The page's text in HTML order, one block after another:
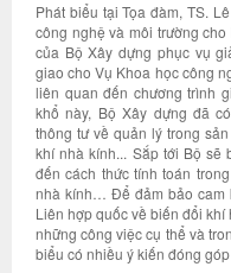
Phát biểu tại Tọa đàm, TS.
công nghệ và môi trường
của Bộ Xây dựng phục vụ
giao cho Vụ Khoa học công
liên quan đến chương trình
khổ này, Bộ Xây dựng đã
thông tư về quản lý trong
khí nhà kính... Sắp tới Bộ sẽ
đến cách thức tính toán
nhà kính… Để đảm bảo cam
Liên hợp quốc về biến đổi
những công việc cụ thể và
biểu có nhiều ý kiến đóng